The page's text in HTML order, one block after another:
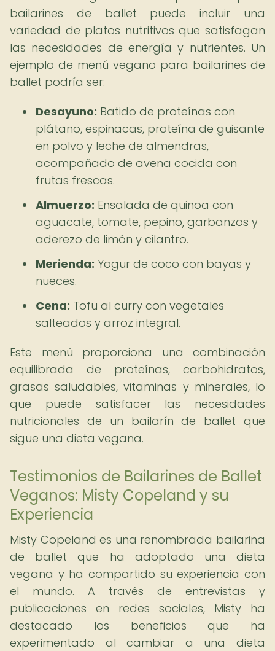
bailarines de ballet puede incluir una
variedad de platos nutritivos que satisfagan
las necesidades de energía y nutrientes. Un
ejemplo de menú vegano para bailarines de
ballet podría ser:
Desayuno: Batido de proteínas con
plátano, espinacas, proteína de guisante
en polvo y leche de almendras,
acompañado de avena cocida con
frutas frescas.
Almuerzo: Ensalada de quinoa con
aguacate, tomate, pepino, garbanzos y
aderezo de limón y cilantro.
Merienda: Yogur de coco con bayas y
nueces.
Cena: Tofu al curry con vegetales
salteados y arroz integral.
Este menú proporciona una combinación
equilibrada de proteínas, carbohidratos,
grasas saludables, vitaminas y minerales, lo
que puede satisfacer las necesidades
nutricionales de un bailarín de ballet que
sigue una dieta vegana.
Testimonios de Bailarines de Ballet
Veganos: Misty Copeland y su
Experiencia
Misty Copeland es una renombrada bailarina
de ballet que ha adoptado una dieta
vegana y ha compartido su experiencia con
el mundo. A través de entrevistas y
publicaciones en redes sociales, Misty ha
destacado los beneficios que ha
experimentado al cambiar a una dieta